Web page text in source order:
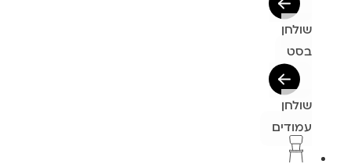
שולחן
בסט
שולחן
עמודים